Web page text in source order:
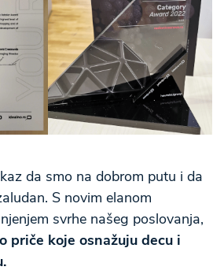
da smo na dobrom putu i da
S novim elanom
svrhe našeg poslovanja,
priče koje osnažuju decu i